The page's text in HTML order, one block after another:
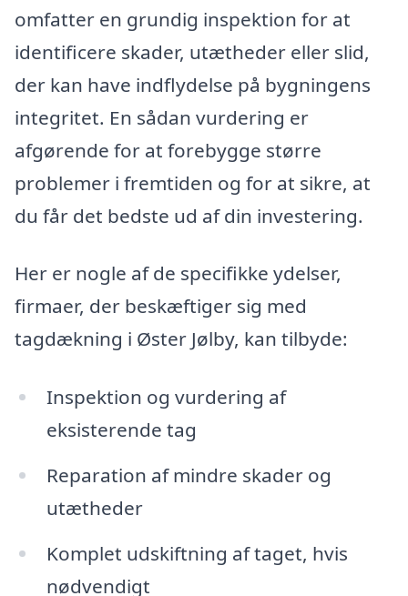
omfatter en grundig inspektion for at
identificere skader, utætheder eller slid,
der kan have indflydelse på bygningens
integritet. En sådan vurdering er
afgørende for at forebygge større
problemer i fremtiden og for at sikre, at
du får det bedste ud af din investering.
Her er nogle af de specifikke ydelser,
firmaer, der beskæftiger sig med
tagdækning i Øster Jølby, kan tilbyde:
Inspektion og vurdering af
eksisterende tag
Reparation af mindre skader og
utætheder
Komplet udskiftning af taget, hvis
nødvendigt